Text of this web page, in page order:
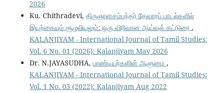
2026
Ku. Chithradevi, திருஞானசம்பந்தர் தேவாரப் பாடல்களில்
இயற்கையும் சூழலியலும்: ஒரு விரிவான ஆய்வுக் கட்டுரை ,
KALANJIYAM - International Journal of Tamil Studies:
Vol. 6 No. 01 (2026): Kalanjiyam May 2026
Dr. N.JAYASUDHA, பாண்டியர்களின் ஆளுமை ,
KALANJIYAM - International Journal of Tamil Studies:
Vol. 1 No. 03 (2022): Kalanjiyam Aug 2022